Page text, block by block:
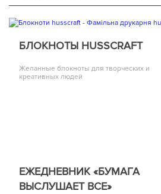
БЛОКНОТЫ HUSSCRAFT
Желанные блокноты для творческих и
креативных людей
ЕЖЕДНЕВНИК «БУМАГА
ВЫСЛУШАЕТ ВСЕ»